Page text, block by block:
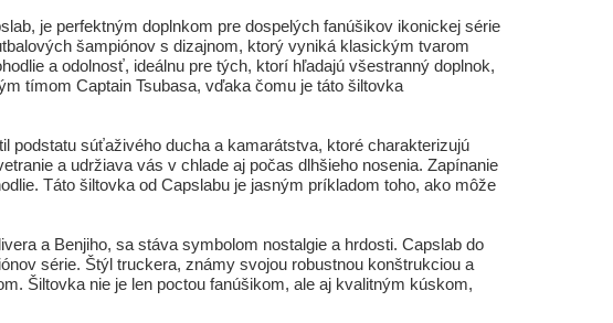
je perfektným doplnkom pre dospelých fanúšikov ikonickej série
šampiónov s dizajnom, ktorý vyniká klasickým tvarom
a odolnosť, ideálnu pre tých, ktorí hľadajú všestranný doplnok,
tímom Captain Tsubasa, vďaka čomu je táto šiltovka
podstatu súťaživého ducha a kamarátstva, ktoré charakterizujú
a udržiava vás v chlade aj počas dlhšieho nosenia. Zapínanie
Táto šiltovka od Capslabu je jasným príkladom toho, ako môže
a Benjiho, sa stáva symbolom nostalgie a hrdosti. Capslab do
série. Štýl truckera, známy svojou robustnou konštrukciou a
Šiltovka nie je len poctou fanúšikom, ale aj kvalitným kúskom,